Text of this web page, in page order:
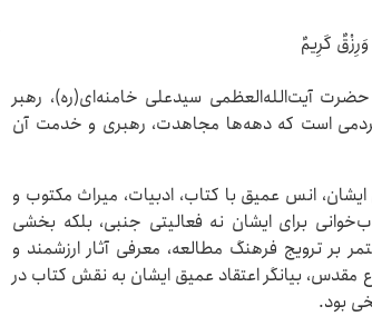
کَرِیمٌ
آیت‌الله‌العظمی سیدعلی خامنه‌ای(ره)، رهبر
مردمی است که دهه‌ها مجاهدت، رهبری و خدمت آن
انس عمیق با کتاب، ادبیات، میراث مکتوب و
برای ایشان نه فعالیتی جنبی، بلکه بخشی
بر ترویج فرهنگ مطالعه، معرفی آثار ارزشمند و
مقدس، بیانگر اعتقاد عمیق ایشان به نقش کتاب در
بود.